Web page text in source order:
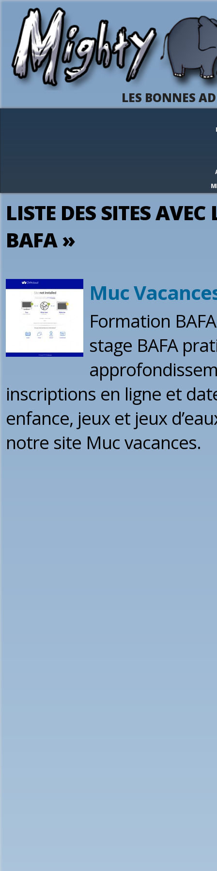
LES BONNES
LISTE DES SITES
BAFA »
Muc
Formation
stage BAFA
inscriptions en ligne et
enfance, jeux et jeux
notre site Muc vacances.